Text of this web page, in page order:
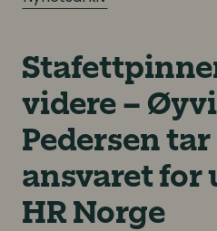
videre –
Pedersen tar
ansvaret for
HR Norge